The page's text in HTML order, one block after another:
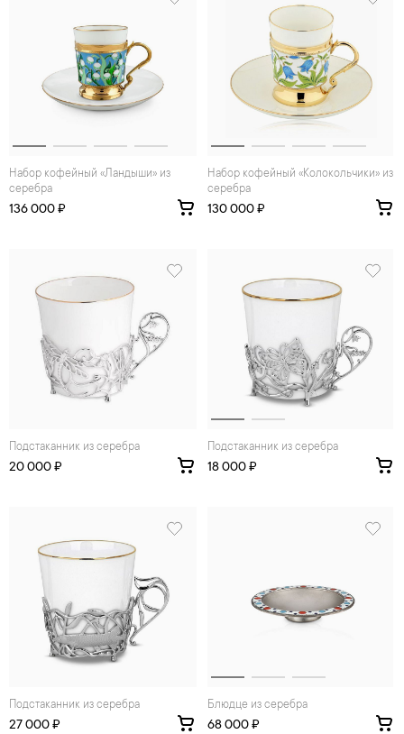
Набор кофейный «Ландыши» из
серебра
136 000 ₽
Набор кофейный «Колокольчики» из
серебра
130 000 ₽
Подстаканник из серебра
20 000 ₽
Подстаканник из серебра
18 000 ₽
Подстаканник из серебра
27 000 ₽
Блюдце из серебра
68 000 ₽